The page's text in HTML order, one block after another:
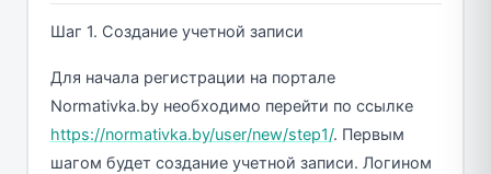
Шаг 1. Создание учетной записи
Для начала регистрации на портале
Normativka.by необходимо перейти по ссылке
https://normativka.by/user/new/step1/. Первым
шагом будет создание учетной записи. Логином